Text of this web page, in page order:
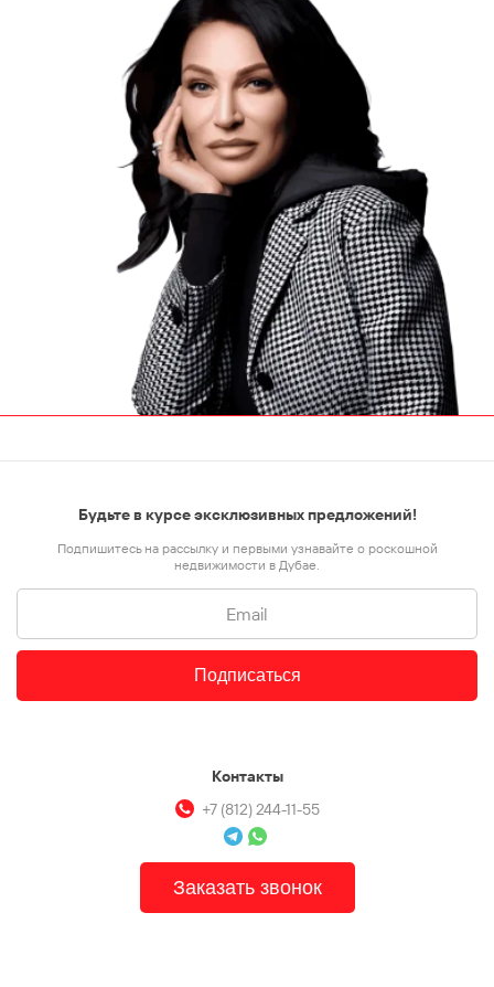
Контакты
+7 (812) 244-11-55
Заказать звонок
Будьте в курсе эксклюзивных предложений!
Подпишитесь на рассылку и первыми узнавайте о роскошной
недвижимости в Дубае.
Подписаться